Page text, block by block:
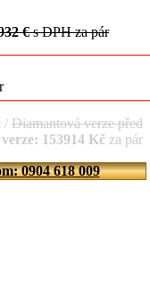
€s DPH za pár
/ Diamantová verze před
153914 Kč za pár
0904 618 009